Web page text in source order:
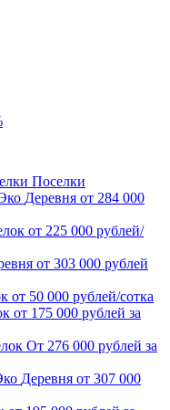
Поселки
Деревня от 284 000
от 225 000 рублей/
от 303 000 рублей
от 50 000 рублей/сотка
от 175 000 рублей за
От 276 000 рублей за
Деревня от 307 000